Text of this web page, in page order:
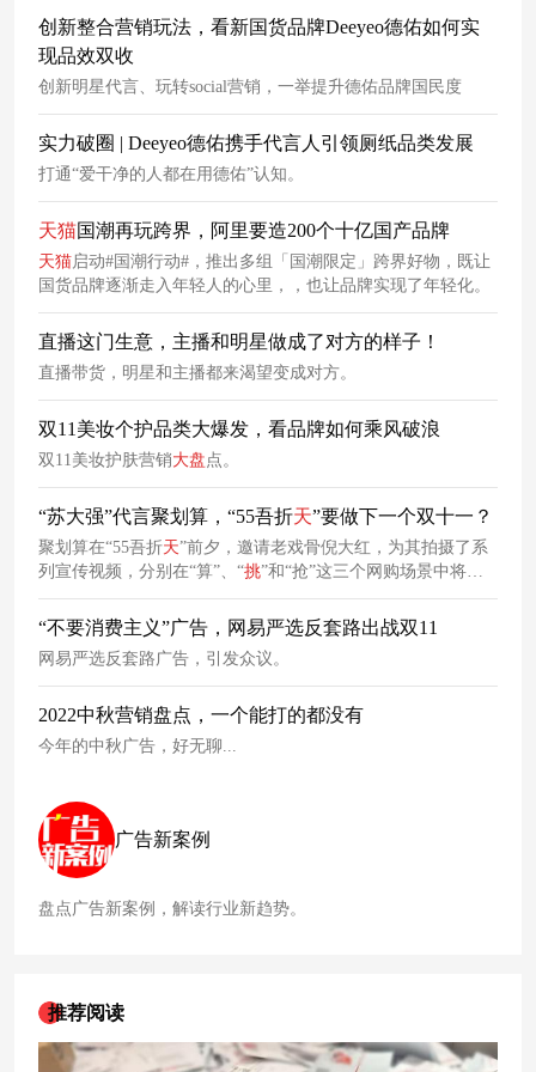
创新整合营销玩法，看新国货品牌Deeyeo德佑如何实
现品效双收
创新明星代言、玩转social营销，一举提升德佑品牌国民度
实力破圈 | Deeyeo德佑携手代言人引领厕纸品类发展
打通“爱干净的人都在用德佑”认知。
天猫国潮再玩跨界，阿里要造200个十亿国产品牌
天猫启动#国潮行动#，推出多组「国潮限定」跨界好物，既让
国货品牌逐渐走入年轻人的心里，，也让品牌实现了年轻化。
直播这门生意，主播和明星做成了对方的样子！
直播带货，明星和主播都来渴望变成对方。
​双11美妆个护品类大爆发，看品牌如何乘风破浪
双11美妆护肤营销大盘 点。
“苏大强”代言聚划算，“55吾折天”要做下一个双十一？
聚划算在“55吾折天”前夕，邀请老戏骨倪大红，为其拍摄了系
列宣传视频，分别在“算”、“挑”和“抢”这三个网购场景中将消
费者购物日痛点用“55吾折天”的方式一一解决。
“不要消费主义”广告，网易严选反套路出战双11
网易严选反套路广告，引发众议。
2022中秋营销盘点，一个能打的都没有
今年的中秋广告，好无聊...
广告新案例
盘点广告新案例，解读行业新趋势。
推荐阅读